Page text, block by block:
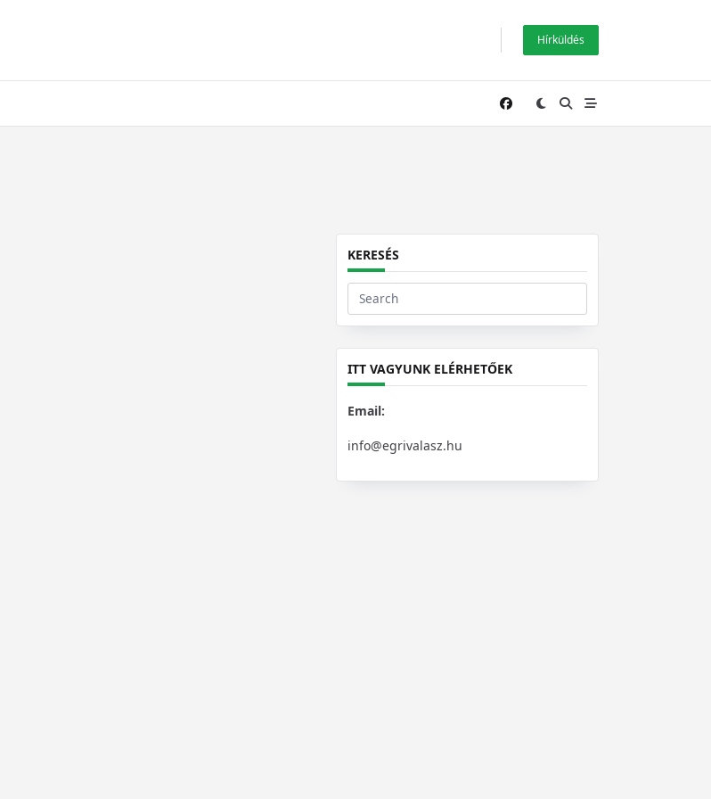
Hírküldés
KERESÉS
Search
for:
ITT VAGYUNK ELÉRHETŐEK
Email:
info@egrivalasz.hu